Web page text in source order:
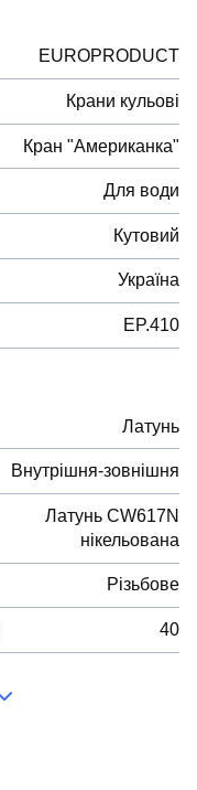
EUROPRODUCT
Крани кульові
Кран "Американка"
Для води
Кутовий
Україна
EP.410
Латунь
Внутрішня-зовнішня
Латунь CW617N
нікельована
Різьбове
40